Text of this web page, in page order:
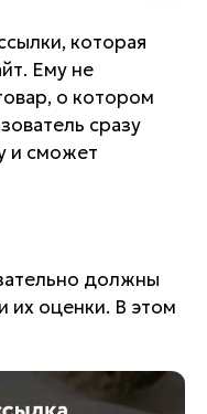
которая
Ему не
о котором
сразу
и сможет
должны
их оценки. В этом